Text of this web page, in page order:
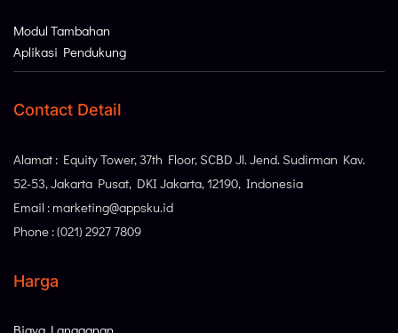
Modul Tambahan
Aplikasi Pendukung
Contact Detail
Alamat : Equity Tower, 37th Floor, SCBD Jl. Jend. Sudirman Kav.
52-53, Jakarta Pusat, DKI Jakarta, 12190, Indonesia
Email : marketing@appsku.id
Phone : (021) 2927 7809
Harga
Biaya Langganan